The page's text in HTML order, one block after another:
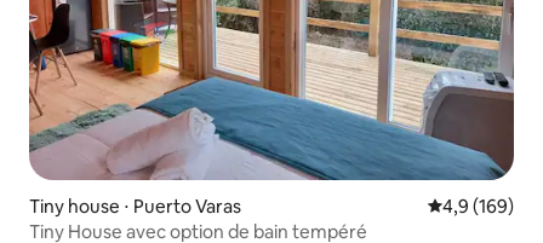
Tiny house ⋅ Puerto Varas Évaluation
4,9 (169)
Tiny House avec option de bain tempéré